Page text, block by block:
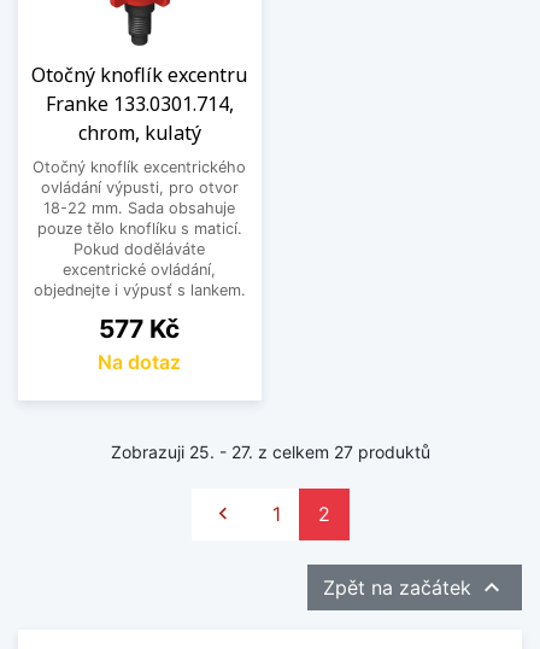
Otočný knoflík excentru
Franke 133.0301.714,
chrom, kulatý
Otočný knoflík excentrického
ovládání výpusti, pro otvor
18-22 mm. Sada obsahuje
pouze tělo knoflíku s maticí.
Pokud doděláváte
excentrické ovládání,
objednejte i výpusť s lankem.
Cena
577 Kč
Na dotaz
Zobrazuji 25. - 27. z celkem 27 produktů
Předchozí
 1 2
Zpět na začátek 